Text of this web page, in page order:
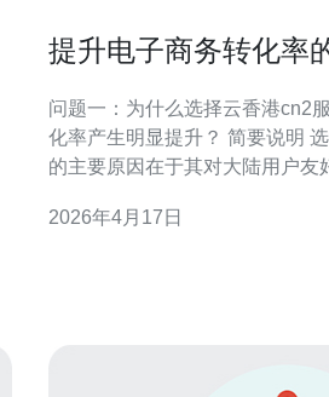
提升电子商务转化率
问题一：为什么选择云香港cn2
化率产生明显提升？ 简要说明
的主要原因在于其对大陆用户友
直接影响用户体验和跳失率，从
2026年4月17日